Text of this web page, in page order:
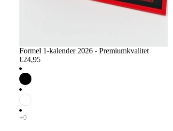
Formel 1-kalender 2026 - Premiumkvalitet
€24,95